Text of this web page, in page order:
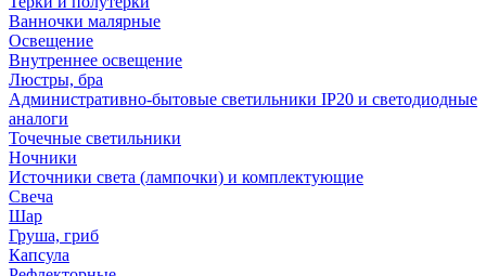
Ванночки малярные
Освещение
Внутреннее освещение
Люстры, бра
Административно-бытовые светильники IP20 и светодиодные
аналоги
Точечные светильники
Ночники
Источники света (лампочки) и комплектующие
Свеча
Шар
Груша, гриб
Капсула